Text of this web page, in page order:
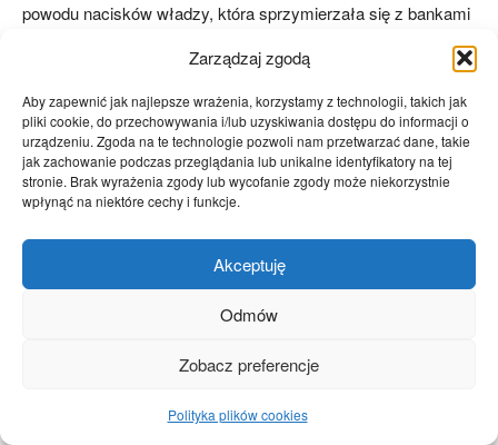
Zarządzaj zgodą
Aby zapewnić jak najlepsze wrażenia, korzystamy z technologii, takich jak
pliki cookie, do przechowywania i/lub uzyskiwania dostępu do informacji o
urządzeniu. Zgoda na te technologie pozwoli nam przetwarzać dane, takie
jak zachowanie podczas przeglądania lub unikalne identyfikatory na tej
stronie. Brak wyrażenia zgody lub wycofanie zgody może niekorzystnie
wpłynąć na niektóre cechy i funkcje.
Akceptuję
Odmów
Zobacz preferencje
Polityka plików cookies
powodu nacisków władzy, która sprzymierzała się z bankami
do tego, aby korzystać na zwiększaniu pieniądza. Właściwie
nie powinniśmy mówić o zwiększaniu pieniądza. Na wolnym
rynku pieniądzem jest złoto, zaś „banknot” jest substytutem
pieniądza, a nie pieniądzem. Zatem jeśli banki wypuszczają
więcej papierków niż mają złota, wypuszczają substytuty
pieniężne. A do czego są te substytuty? No właśnie – do
pieniędzy innych ludzi. Do własności innych ludzi.
Banknoty bez 100% rezerw na żądanie powinny mieć
w momencie stawienia się klienta pod warunkiem, że bank
spoczywają w skarbcu tylko zostały użyczone innym jako